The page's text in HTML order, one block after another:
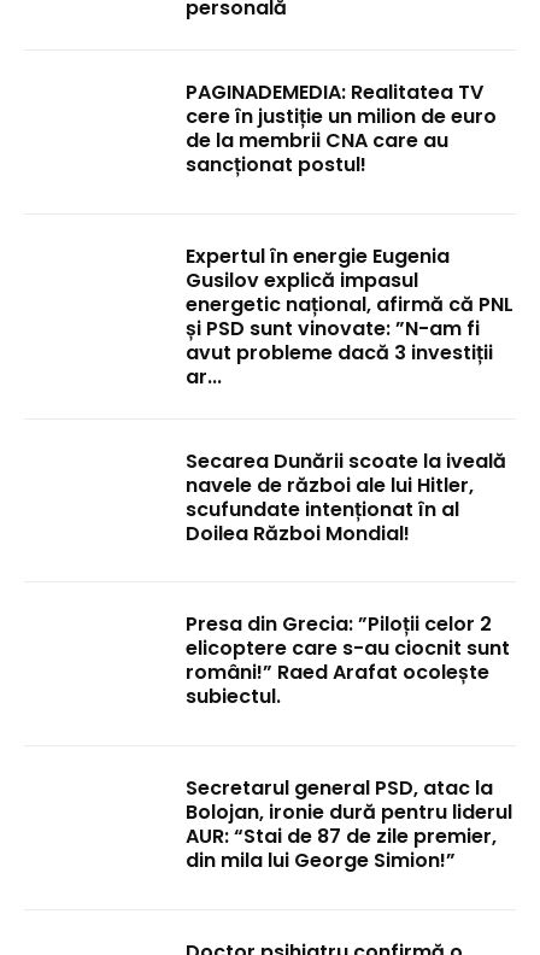
personală
PAGINADEMEDIA: Realitatea TV
cere în justiție un milion de euro
de la membrii CNA care au
sancționat postul!
Expertul în energie Eugenia
Gusilov explică impasul
energetic național, afirmă că PNL
și PSD sunt vinovate: ”N-am fi
avut probleme dacă 3 investiții
ar...
Secarea Dunării scoate la iveală
navele de război ale lui Hitler,
scufundate intenționat în al
Doilea Război Mondial!
Presa din Grecia: ”Piloții celor 2
elicoptere care s-au ciocnit sunt
români!” Raed Arafat ocolește
subiectul.
Secretarul general PSD, atac la
Bolojan, ironie dură pentru liderul
AUR: “Stai de 87 de zile premier,
din mila lui George Simion!”